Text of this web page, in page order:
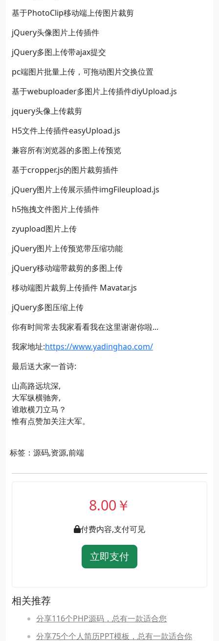
基于PhotoClip移动端上传图片裁剪
jQuery头像图片上传插件
jQuery多图上传带ajax提交
pc端图片批量上传，可拖动图片交换位置
基于webuploader多图片上传插件diyUpload.js
jquery头像上传裁剪
H5文件上传插件easyUpload.js
兼容所有浏览器的多图上传预览
基于cropper.js的图片裁剪插件
jQuery图片上传展示插件imgFileupload.js
h5拖拽文件图片上传插件
zyupload图片上传
jQuery图片上传预览带压缩功能
jQuery移动端带裁剪的多图上传
移动端图片裁剪上传插件 Mavatar.js
jQuery多图压缩上传
你有时间常去我家看看我在这里谢谢你啦...
我家地址:https://www.yadinghao.com/
最后送大家一首诗:
山高路远坑深,
大军纵横驰奔,
谁敢横刀立马？
惟有点赞加关注大军。
标签：源码,资源,前端
8.00￥
付费内容,支付可见
立即支付
相关推荐
分享116个PHP源码，总有一款适合您
分享75个个人简历PPT模板，总有一款适合你